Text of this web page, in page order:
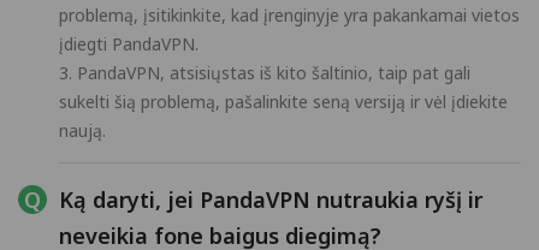
problemą, įsitikinkite, kad įrenginyje yra pakankamai vietos
įdiegti PandaVPN.
3. PandaVPN, atsisiųstas iš kito šaltinio, taip pat gali
sukelti šią problemą, pašalinkite seną versiją ir vėl įdiekite
naują.
Ką daryti, jei PandaVPN nutraukia ryšį ir
neveikia fone baigus diegimą?